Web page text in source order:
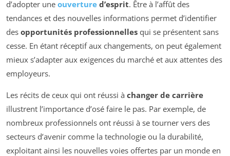
d’adopter une ouverture d’esprit. Être à l’affût des
tendances et des nouvelles informations permet d’identifier
des opportunités professionnelles qui se présentent sans
cesse. En étant réceptif aux changements, on peut également
mieux s’adapter aux exigences du marché et aux attentes des
employeurs.
Les récits de ceux qui ont réussi à changer de carrière
illustrent l’importance d’osé faire le pas. Par exemple, de
nombreux professionnels ont réussi à se tourner vers des
secteurs d’avenir comme la technologie ou la durabilité,
exploitant ainsi les nouvelles voies offertes par un monde en